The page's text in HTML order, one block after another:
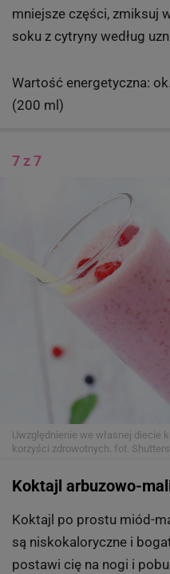
mniejsze części, zmiksuj
soku z cytryny według
Wartość energetyczna:
(200 ml)
7 z 7
Uwzględnienie we własnej diecie
korzyści zdrowotnych. fot.
Koktajl arbuzowo-
Koktajl po prostu miód-
są niskokaloryczne i
postawi cię na nogi i